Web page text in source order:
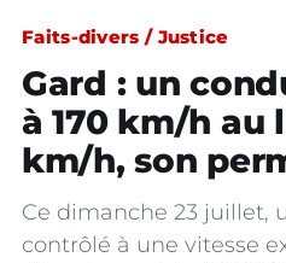
Faits-divers / Justice
Gard : un
à 170 km/h au
km/h, son
Ce dimanche 23 juillet,
contrôlé à une vitesse